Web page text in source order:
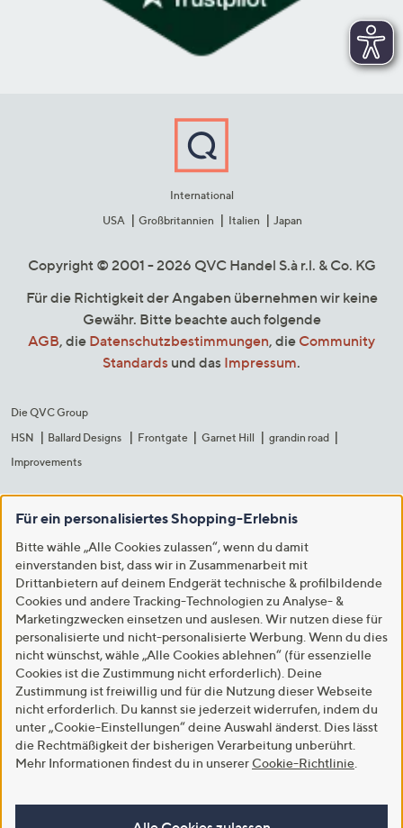
International
USA
Großbritannien Italien Japan
Copyright © 2001 - 2026 QVC Handel S.à r.l. & Co. KG
Für die Richtigkeit der Angaben übernehmen wir keine
Gewähr. Bitte beachte auch folgende
AGB, die Datenschutzbestimmungen, die Community
Standards und das Impressum.
Die QVC Group
HSN
Ballard Designs Frontgate Garnet Hill
grandin road
Improvements
Für ein personalisiertes Shopping-Erlebnis
Bitte wähle „Alle Cookies zulassen“, wenn du damit
einverstanden bist, dass wir in Zusammenarbeit mit
Drittanbietern auf deinem Endgerät technische & profilbildende
Cookies und andere Tracking-Technologien zu Analyse- &
Marketingzwecken einsetzen und auslesen. Wir nutzen diese für
personalisierte und nicht-personalisierte Werbung. Wenn du dies
nicht wünschst, wähle „Alle Cookies ablehnen“ (für essenzielle
Cookies ist die Zustimmung nicht erforderlich). Deine
Zustimmung ist freiwillig und für die Nutzung dieser Webseite
nicht erforderlich. Du kannst sie jederzeit widerrufen, indem du
unter „Cookie-Einstellungen“ deine Auswahl änderst. Dies lässt
die Rechtmäßigkeit der bisherigen Verarbeitung unberührt.
Mehr Informationen findest du in unserer Cookie-Richtlinie